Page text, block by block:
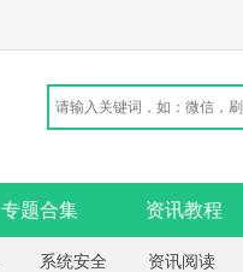
专题合集 资讯教程
系统安全 资讯阅读